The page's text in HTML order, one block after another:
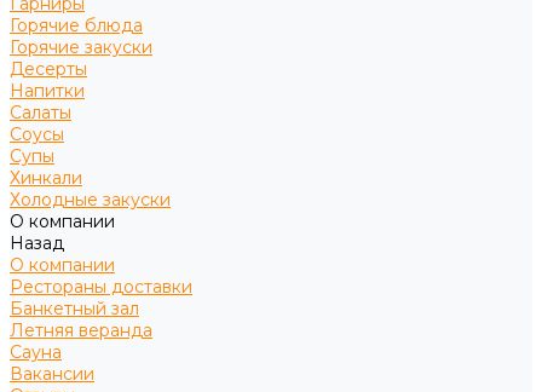
Горячие блюда
Горячие закуски
Десерты
Напитки
Салаты
Соусы
Супы
Хинкали
Холодные закуски
О компании
Назад
О компании
Рестораны доставки
Банкетный зал
Летняя веранда
Сауна
Вакансии